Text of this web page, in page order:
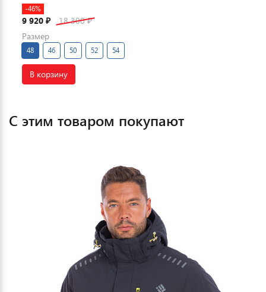
-46%
9 920 ₽ 18 300₽
Размер
48 46 50 52 54
В корзину
С этим товаром покупают